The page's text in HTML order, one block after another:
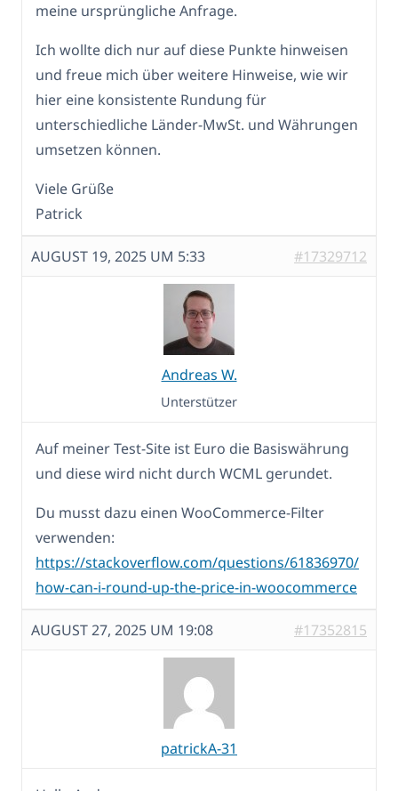
meine ursprüngliche Anfrage.
Ich wollte dich nur auf diese Punkte hinweisen
und freue mich über weitere Hinweise, wie wir
hier eine konsistente Rundung für
unterschiedliche Länder-MwSt. und Währungen
umsetzen können.
Viele Grüße
Patrick
AUGUST 19, 2025 UM 5:33 #17329712
Andreas W.
Unterstützer
Auf meiner Test-Site ist Euro die Basiswährung
und diese wird nicht durch WCML gerundet.
Du musst dazu einen WooCommerce-Filter
verwenden:
https://stackoverflow.com/questions/61836970/
how-can-i-round-up-the-price-in-woocommerce
AUGUST 27, 2025 UM 19:08 #17352815
patrickA-31